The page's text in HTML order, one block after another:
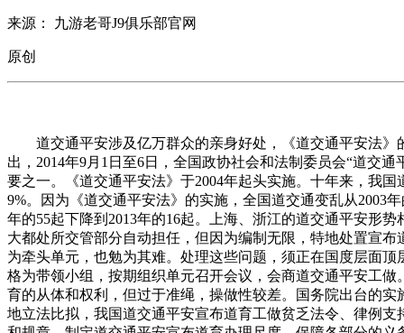
来源： 九游老哥J9俱乐部官网
原创
道交通平安涉及亿万群众的亲身好处，《道交通平安法》
出，2014年9月1日至6日，全国政协社会和法制委员会“道交
要之一。《道交通平安法》于2004年起头实施。十年来，我
9%。因为《道交通平安法》的实施，全国道交通变乱从2003
年的55起下降到2013年的16起。上海、浙江的道交通平安形
大都处所交管部分自动担任，但因为编制无限，特地处置宣
为牵头单元，也勉为其难。处理这些问题，须正在国度层面
格为带领小组，按期组织单元召开会议，会商道交通平安工
育的从体和权利，但过于准绳，操做性较差。国务院出台的
地立法比拟，我国道交通平安宣布道育工做贫乏法令、律例